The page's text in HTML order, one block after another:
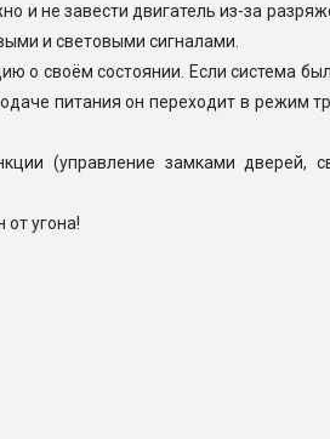
и не завести двигатель из-за
и световыми сигналами.
о своём состоянии. Если система
питания он переходит в режим
(управление замками дверей,
угона!